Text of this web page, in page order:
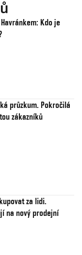
Kdo je
průzkum. Pokročilá
zákazníků
za lidi.
na nový prodejní